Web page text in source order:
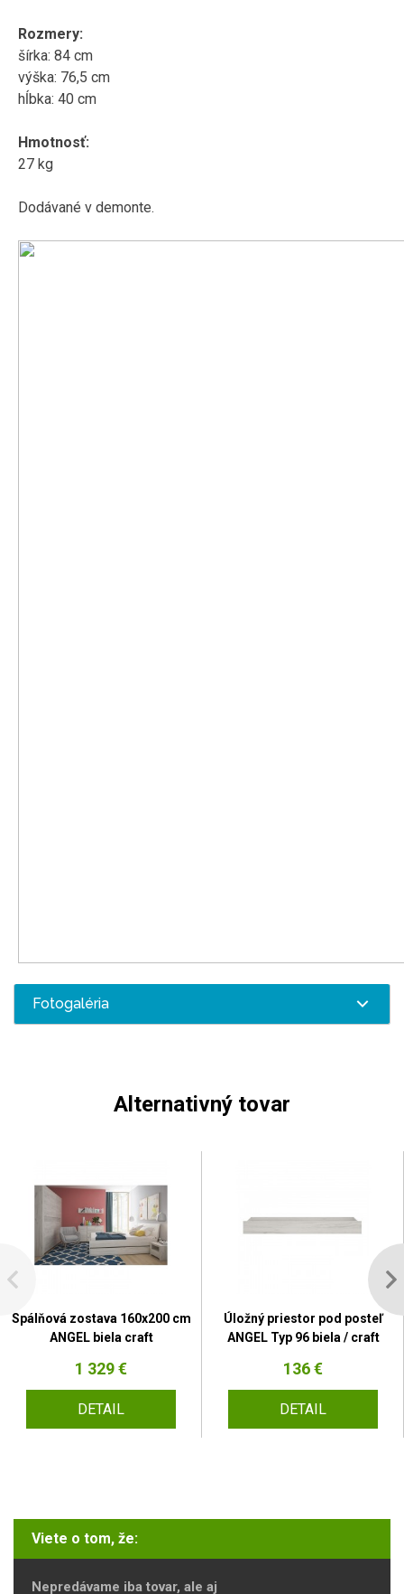
Rozmery:
šírka: 84 cm
výška: 76,5 cm
hĺbka: 40 cm
Hmotnosť:
27 kg
Dodávané v demonte.
Fotogaléria
Alternativný tovar
Spálňová zostava 160x200 cm
ANGEL biela craft
1 329 €
DETAIL
Úložný priestor pod posteľ
ANGEL Typ 96 biela / craft
136 €
DETAIL
Viete o tom, že:
Nepredávame iba tovar, ale aj